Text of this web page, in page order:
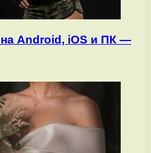
Android, iOS и ПК —